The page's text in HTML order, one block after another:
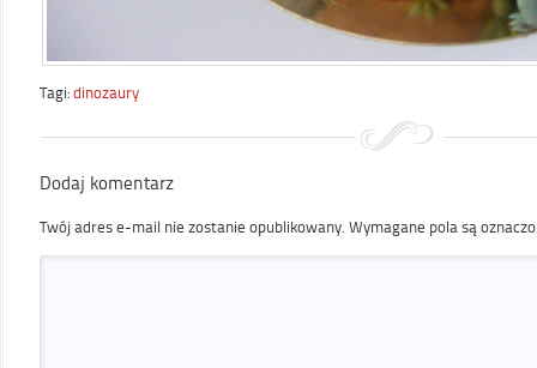
Tagi: dinozaury
Dodaj komentarz
Twój adres e-mail nie zostanie opublikowany. Wymagane pola są